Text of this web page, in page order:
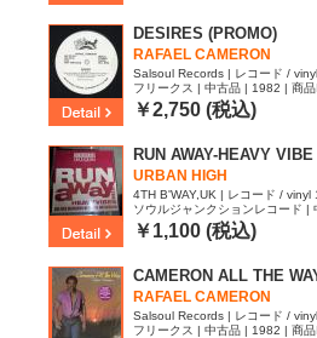
DESIRES (PROMO)
RAFAEL CAMERON
Salsoul Records | レコード /
フリークス | 中古品 | 1982 | 商
￥2,750 (税込)
RUN AWAY-HEAVY
URBAN HIGH
4TH B'WAY,UK | レコード /
ソウルジャンクションレコード |
2351577
￥1,100 (税込)
CAMERON ALL THE
RAFAEL CAMERON
Salsoul Records | レコード /
フリークス | 中古品 | 1982 | 商